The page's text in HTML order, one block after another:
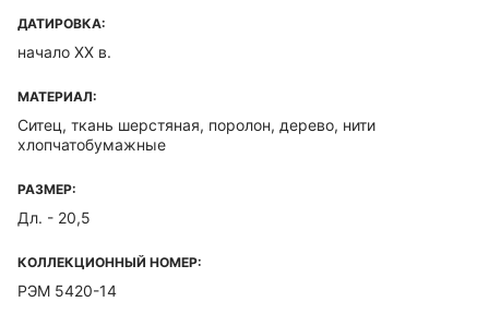
ДАТИРОВКА:
начало XX в.
МАТЕРИАЛ:
Ситец, ткань шерстяная, поролон, дерево, нити
хлопчатобумажные
РАЗМЕР:
Дл. - 20,5
КОЛЛЕКЦИОННЫЙ НОМЕР:
РЭМ 5420-14